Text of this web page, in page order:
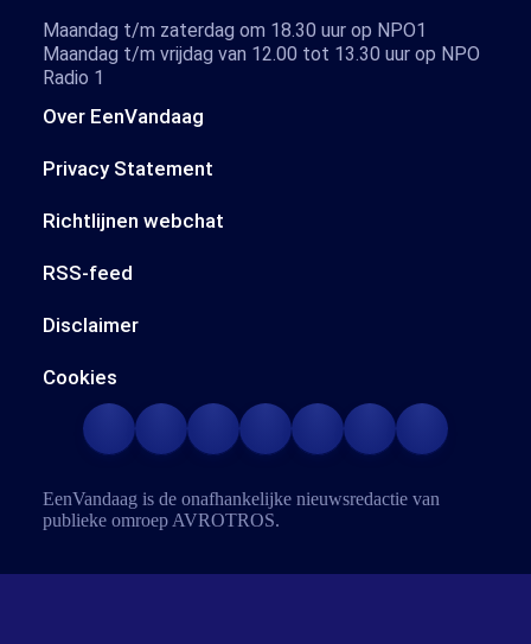
Over EenVandaag
Privacy Statement
Richtlijnen webchat
RSS-feed
Disclaimer
Cookies
Maandag t/m zaterdag om 18.30 uur op NPO1
Maandag t/m vrijdag van 12.00 tot 13.30 uur op NPO
Radio 1
EenVandaag is de onafhankelijke nieuwsredactie van
publieke omroep AVROTROS.